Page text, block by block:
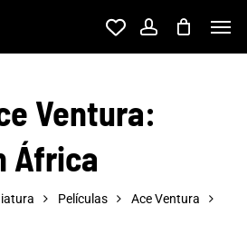
account
Ventura:
África
Películas Ace Ventura